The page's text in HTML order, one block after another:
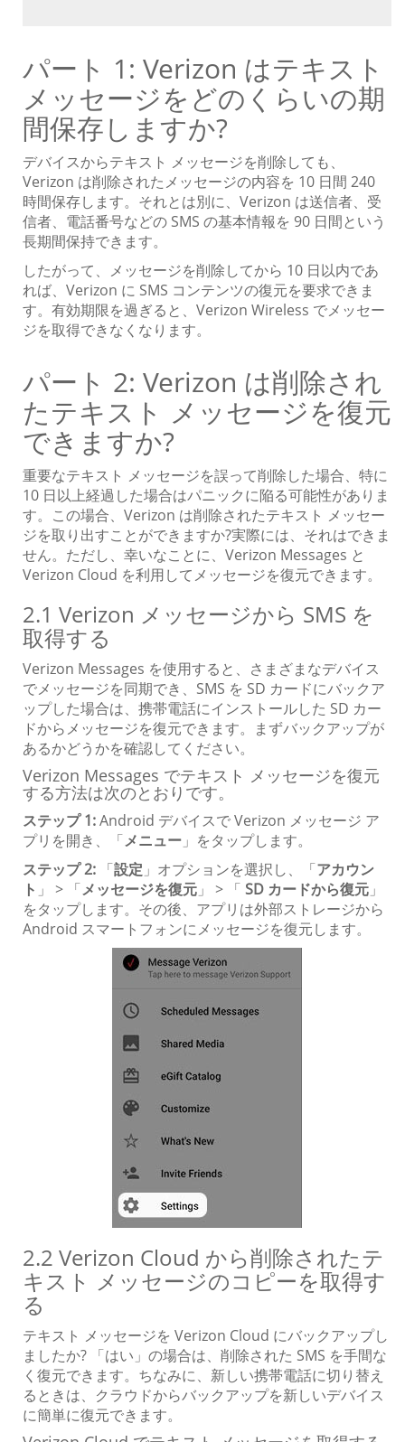
パート 1: Verizon はテキスト
メッセージをどのくらいの期
間保存しますか?
デバイスからテキスト メッセージを削除しても、
Verizon は削除されたメッセージの内容を 10 日間 240
時間保存します。それとは別に、Verizon は送信者、受
信者、電話番号などの SMS の基本情報を 90 日間という
長期間保持できます。
したがって、メッセージを削除してから 10 日以内であ
れば、Verizon に SMS コンテンツの復元を要求できま
す。有効期限を過ぎると、Verizon Wireless でメッセー
ジを取得できなくなります。
パート 2: Verizon は削除され
たテキスト メッセージを復元
できますか?
重要なテキスト メッセージを誤って削除した場合、特に
10 日以上経過した場合はパニックに陥る可能性がありま
す。この場合、Verizon は削除されたテキスト メッセー
ジを取り出すことができますか?実際には、それはできま
せん。ただし、幸いなことに、Verizon Messages と
Verizon Cloud を利用してメッセージを復元できます。
2.1 Verizon メッセージから SMS を
取得する
Verizon Messages を使用すると、さまざまなデバイス
でメッセージを同期でき、SMS を SD カードにバックア
ップした場合は、携帯電話にインストールした SD カー
ドからメッセージを復元できます。まずバックアップが
あるかどうかを確認してください。
Verizon Messages でテキスト メッセージを復元
する方法は次のとおりです。
ステップ 1:Android デバイスで Verizon メッセージ ア
プリを開き、「メニュー 」をタップします。
ステップ 2: 「設定 」オプションを選択し、「アカウン
ト 」 > 「メッセージを復元 」 > 「 SD カードから復元 」
をタップします。その後、アプリは外部ストレージから
Android スマートフォンにメッセージを復元します。
2.2 Verizon Cloud から削除されたテ
キスト メッセージのコピーを取得す
る
テキスト メッセージを Verizon Cloud にバックアップし
ましたか? 「はい」の場合は、削除された SMS を手間な
く復元できます。ちなみに、新しい携帯電話に切り替え
るときは、クラウドからバックアップを新しいデバイス
に簡単に復元できます。